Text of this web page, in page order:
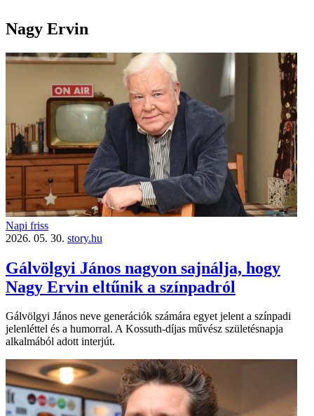
Nagy Ervin
Napi friss
2026. 05. 30. story.hu
Gálvölgyi János nagyon sajnálja, hogy
Nagy Ervin eltűnik a színpadról
Gálvölgyi János neve generációk számára egyet jelent a színpadi
jelenléttel és a humorral. A Kossuth-díjas művész születésnapja
alkalmából adott interjút.